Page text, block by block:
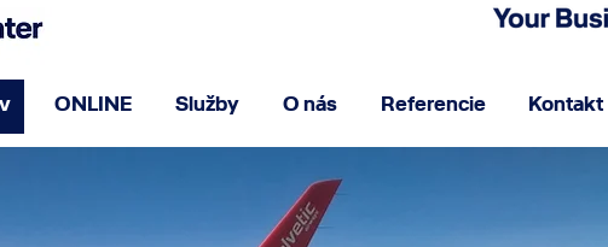
ONLINE Služby O nás Referencie Kontakt